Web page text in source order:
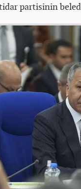
partisinin